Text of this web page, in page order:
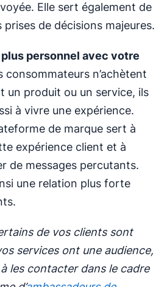
Elle sert également de
prises de décisions majeures.
personnel avec votre
consommateurs n’achètent
un produit ou un service, ils
à vivre une expérience.
de marque sert à
expérience client et à
de messages percutants.
une relation plus forte
de vos clients sont
services ont une audience,
à les contacter dans le cadre